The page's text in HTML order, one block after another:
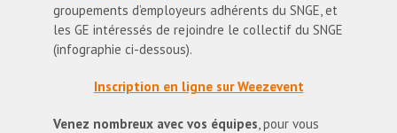
groupements d’employeurs adhérents du SNGE, et
les GE intéressés de rejoindre le collectif du SNGE
(infographie ci-dessous).
Inscription en ligne sur Weezevent
Venez nombreux avec vos équipes, pour vous